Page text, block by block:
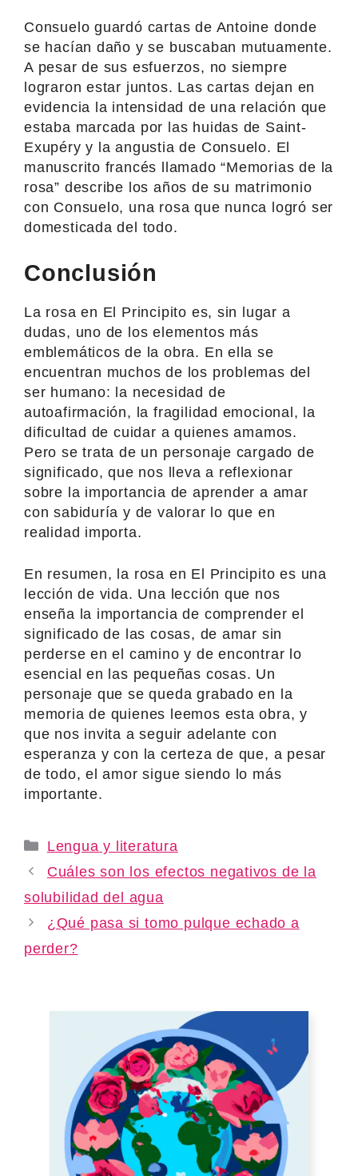
Consuelo guardó cartas de Antoine donde
se hacían daño y se buscaban mutuamente.
A pesar de sus esfuerzos, no siempre
lograron estar juntos. Las cartas dejan en
evidencia la intensidad de una relación que
estaba marcada por las huidas de Saint-
Exupéry y la angustia de Consuelo. El
manuscrito francés llamado “Memorias de la
rosa” describe los años de su matrimonio
con Consuelo, una rosa que nunca logró ser
domesticada del todo.
Conclusión
La rosa en El Principito es, sin lugar a
dudas, uno de los elementos más
emblemáticos de la obra. En ella se
encuentran muchos de los problemas del
ser humano: la necesidad de
autoafirmación, la fragilidad emocional, la
dificultad de cuidar a quienes amamos.
Pero se trata de un personaje cargado de
significado, que nos lleva a reflexionar
sobre la importancia de aprender a amar
con sabiduría y de valorar lo que en
realidad importa.
En resumen, la rosa en El Principito es una
lección de vida. Una lección que nos
enseña la importancia de comprender el
significado de las cosas, de amar sin
perderse en el camino y de encontrar lo
esencial en las pequeñas cosas. Un
personaje que se queda grabado en la
memoria de quienes leemos esta obra, y
que nos invita a seguir adelante con
esperanza y con la certeza de que, a pesar
de todo, el amor sigue siendo lo más
importante.
Categories
Lengua y literatura
Cuáles son los efectos negativos de la
solubilidad del agua
¿Qué pasa si tomo pulque echado a
perder?